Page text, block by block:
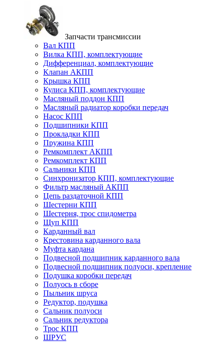
Запчасти трансмиссии
Вал КПП
Вилка КПП, комплектующие
Дифференциал, комплектующие
Клапан АКПП
Крышка КПП
Кулиса КПП, комплектующие
Масляный поддон КПП
Масляный радиатор коробки передач
Насос КПП
Подшипники КПП
Прокладки КПП
Пружина КПП
Ремкомплект АКПП
Ремкомплект КПП
Сальники КПП
Синхронизатор КПП, комплектующие
Фильтр масляный АКПП
Цепь раздаточной КПП
Шестерни КПП
Шестерня, трос спидометра
Щуп КПП
Карданный вал
Крестовина карданного вала
Муфта кардана
Подвесной подшипник карданного вала
Подвесной подшипник полуоси, крепление
Подушка коробки передач
Полуось в сборе
Пыльник шруса
Редуктор, подушка
Сальник полуоси
Сальник редуктора
Трос КПП
ШРУС